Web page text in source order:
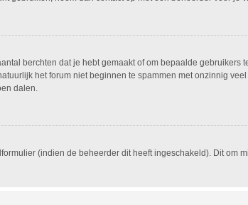
berchten dat je hebt gemaakt of om bepaalde gebruikers
het forum niet beginnen te spammen met onzinnig
dalen.
(indien de beheerder dit heeft ingeschakeld). Dit om